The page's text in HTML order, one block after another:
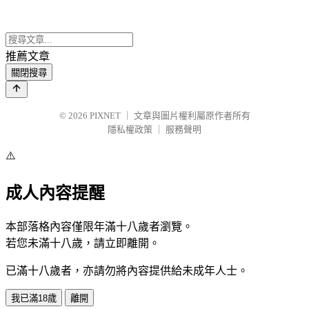
推薦文章
關閉搜尋
© 2026 PIXNET
文章與圖片權利屬原作者所有
隱私權政策
服務聲明
⚠️
成人內容提醒
本部落格內容僅限年滿十八歲者瀏覽。
若您未滿十八歲，請立即離開。
已滿十八歲者，亦請勿將內容提供給未成年人士。
我已滿18歲 離開